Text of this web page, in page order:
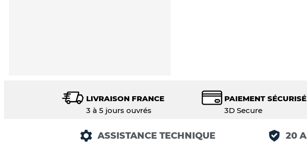
LIVRAISON FRANCE
3 à 5 jours ouvrés
PAIEMENT SÉCURISÉ
3D Secure
ASSISTANCE TECHNIQUE 20